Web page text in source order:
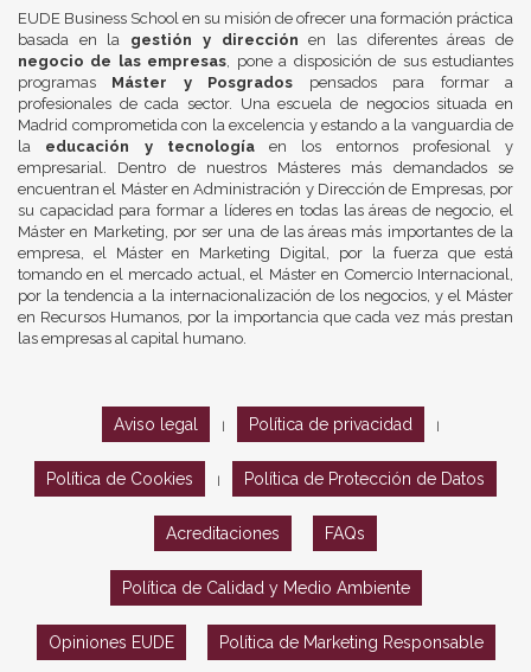
EUDE Business School en su misión de ofrecer una formación práctica
basada en la gestión y dirección en las diferentes áreas de
negocio de las empresas, pone a disposición de sus estudiantes
programas Máster y Posgrados pensados para formar a
profesionales de cada sector. Una escuela de negocios situada en
Madrid comprometida con la excelencia y estando a la vanguardia de
la educación y tecnologíaen los entornos profesional y
empresarial. Dentro de nuestros Másteres más demandados se
encuentran el Máster en Administración y Dirección de Empresas, por
su capacidad para formar a líderes en todas las áreas de negocio, el
Máster en Marketing, por ser una de las áreas más importantes de la
empresa, el Máster en Marketing Digital, por la fuerza que está
tomando en el mercado actual, el Máster en Comercio Internacional,
por la tendencia a la internacionalización de los negocios, y el Máster
en Recursos Humanos, por la importancia que cada vez más prestan
las empresas al capital humano.
Aviso legal Política de privacidad
Política de Cookies Política de Protección de Datos
Acreditaciones FAQs
Política de Calidad y Medio Ambiente
Opiniones EUDE Política de Marketing Responsable